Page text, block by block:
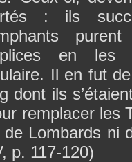
: ils
en les
Il en fut
dont ils
remplacer les
de Lombards ni
p. 117-120)